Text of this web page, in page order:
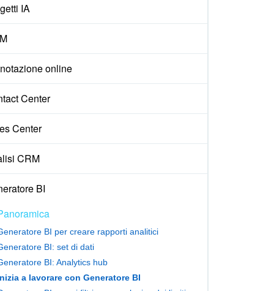
IA
online
Center
Center
CRM
BI
BI per creare rapporti analitici
BI: set di dati
BI: Analytics hub
a lavorare con Generatore BI